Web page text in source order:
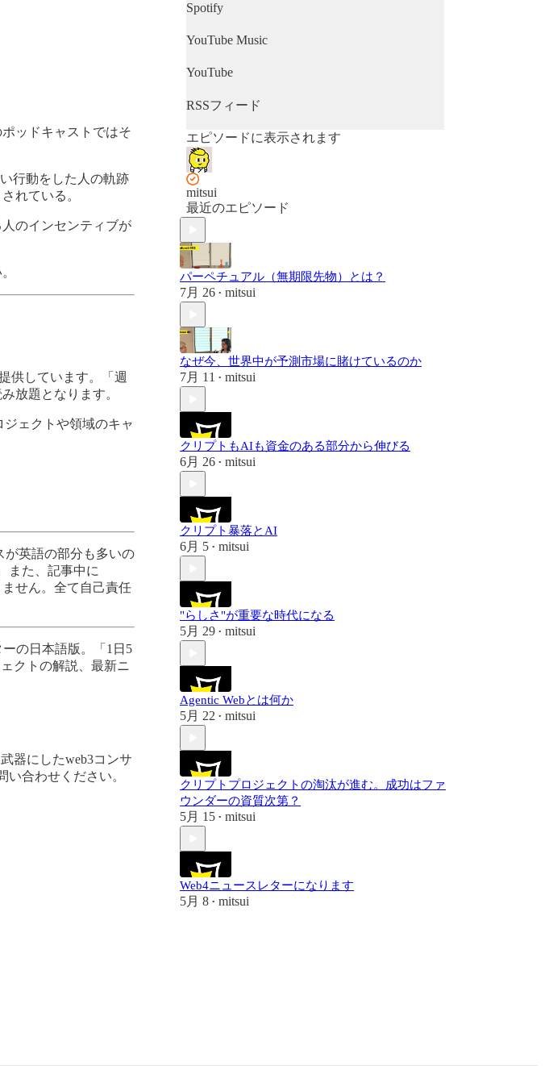
ッドキャストではそ
行動をした人の軌跡
れている。
のインセンティブが
供しています。「週
放題となります。
ェクトや領域のキャ
が英語の部分も多いの
また、記事中に
せん。全て自己責任
日本語版。「1日5
クトの解説、最新ニ
器にしたweb3コンサ
合わせください。
Spotify
YouTube Music
YouTube
RSSフィード
エピソードに表示されます
mitsui
最近のエピソード
パーペチュアル（無期限先物）とは？
7月 26 • mitsui
なぜ今、世界中が予測市場に賭けているのか
7月 11 • mitsui
クリプトもAIも資金のある部分から伸びる
6月 26 • mitsui
クリプト暴落とAI
6月 5 • mitsui
"らしさ"が重要な時代になる
5月 29 • mitsui
Agentic Webとは何か
5月 22 • mitsui
クリプトプロジェクトの淘汰が進む。成功はファ
ウンダーの資質次第？
5月 15 • mitsui
Web4ニュースレターになります
5月 8 • mitsui